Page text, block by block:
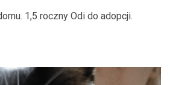
1,5 roczny Odi do adopcji.